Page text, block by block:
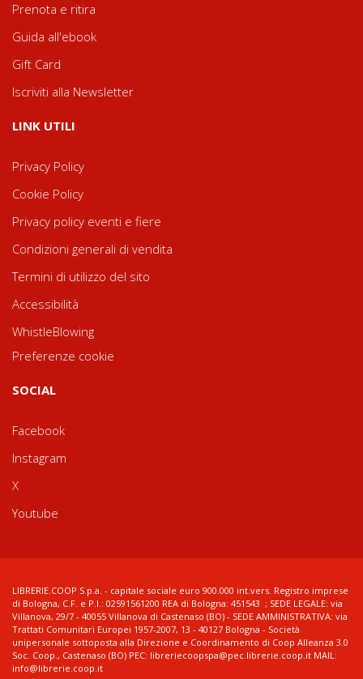
Prenota e ritira
Guida all'ebook
Gift Card
Iscriviti alla Newsletter
LINK UTILI
Privacy Policy
Cookie Policy
Privacy policy eventi e fiere
Condizioni generali di vendita
Termini di utilizzo del sito
Accessibilità
WhistleBlowing
Preferenze cookie
SOCIAL
Facebook
Instagram
X
Youtube
LIBRERIE.COOP S.p.a. - capitale sociale euro 900.000 int.vers. Registro imprese
di Bologna, C.F. e P.I.: 02591561200 REA di Bologna: 451543 ; SEDE LEGALE: via
Villanova, 29/7 - 40055 Villanova di Castenaso (BO) - SEDE AMMINISTRATIVA: via
Trattati Comunitari Europei 1957-2007, 13 - 40127 Bologna - Società
unipersonale sottoposta alla Direzione e Coordinamento di Coop Alleanza 3.0
Soc. Coop., Castenaso (BO) PEC: libreriecoopspa@pec.librerie.coop.it MAIL:
info@librerie.coop.it